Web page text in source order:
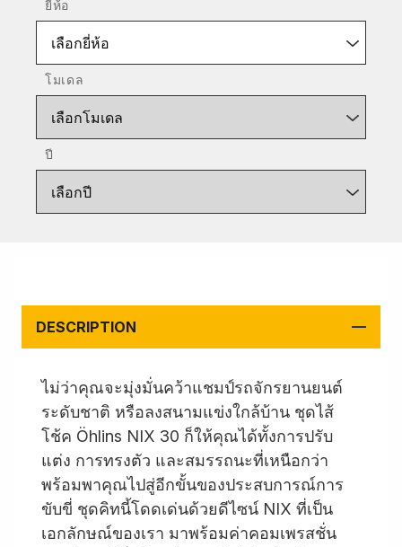
ยี่ห้อ
เลือกยี่ห้อ
โมเดล
เลือกโมเดล
ปี
เลือกปี
DESCRIPTION
ไม่ว่าคุณจะมุ่งมั่นคว้าแชมป์รถจักรยานยนต์
ระดับชาติ หรือลงสนามแข่งใกล้บ้าน ชุดไส้
โช้ค Öhlins NIX 30 ก็ให้คุณได้ทั้งการปรับ
แต่ง การทรงตัว และสมรรถนะที่เหนือกว่า
พร้อมพาคุณไปสู่อีกขั้นของประสบการณ์การ
ขับขี่ ชุดคิทนี้โดดเด่นด้วยดีไซน์ NIX ที่เป็น
เอกลักษณ์ของเรา มาพร้อมค่าคอมเพรสชั่น